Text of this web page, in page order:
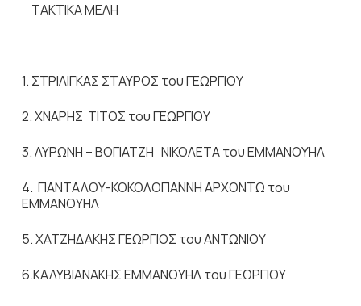
ΤΑΚΤΙΚΑ ΜΕΛΗ
1. ΣΤΡΙΛΙΓΚΑΣ ΣΤΑΥΡΟΣ του ΓΕΩΡΓΙΟΥ
2. ΧΝΑΡΗΣ ΤΙΤΟΣ του ΓΕΩΡΓΙΟΥ
3. ΛΥΡΩΝΗ – ΒΟΓΙΑΤΖΗ ΝΙΚΟΛΕΤΑ του ΕΜΜΑΝΟΥΗΛ
4. ΠΑΝΤΑΛΟΥ-ΚΟΚΟΛΟΓΙΑΝΝΗ ΑΡΧΟΝΤΩ του
ΕΜΜΑΝΟΥΗΛ
5. ΧΑΤΖΗΔΑΚΗΣ ΓΕΩΡΓΙΟΣ του ΑΝΤΩΝΙΟΥ
6.ΚΑΛΥΒΙΑΝΑΚΗΣ ΕΜΜΑΝΟΥΗΛ του ΓΕΩΡΓΙΟΥ